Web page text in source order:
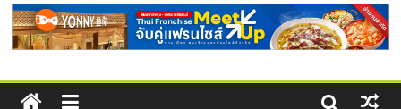
ไชส์ ครั้งที่ 8
ร้านเครื่องเสียงคุณภาพสูง พร้อม
โซลูชันระบบภาพและเสียง
รวม
ข้อมูล